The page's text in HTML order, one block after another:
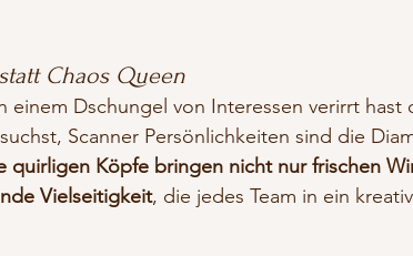
Chaos Queen
einem Dschungel von Interessen verirrt hast
Scanner Persönlichkeiten sind die
quirligen Köpfe bringen nicht nur frischen
Vielseitigkeit, die jedes Team in ein